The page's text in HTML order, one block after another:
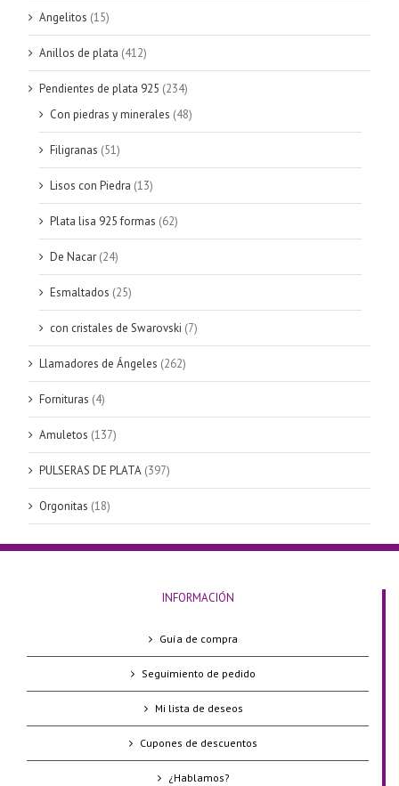
Angelitos (15)
Anillos de plata (412)
Pendientes de plata 925 (234)
Con piedras y minerales (48)
Filigranas (51)
Lisos con Piedra (13)
Plata lisa 925 formas (62)
De Nacar (24)
Esmaltados (25)
con cristales de Swarovski (7)
Llamadores de Ángeles (262)
Fornituras (4)
Amuletos (137)
PULSERAS DE PLATA (397)
Orgonitas (18)
INFORMACIÓN
Guía de compra
Seguimiento de pedido
Mi lista de deseos
Cupones de descuentos
¿Hablamos?